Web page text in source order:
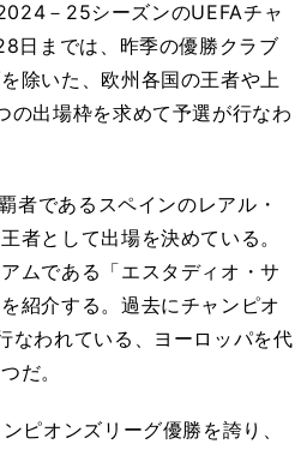
－25シーズンのUEFAチャ
日までは、昨季の優勝クラブ
除いた、欧州各国の王者や上
の出場枠を求めて予選が行なわ
であるスペインのレアル・
者として出場を決めている。
ムである「エスタディオ・サ
紹介する。過去にチャンピオ
なわれている、ヨーロッパを代
だ。
ピオンズリーグ優勝を誇り、